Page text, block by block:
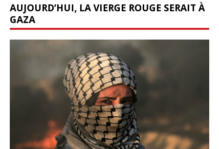
AUJOURD’HUI, LA VIERGE ROUGE SERAIT À
GAZA